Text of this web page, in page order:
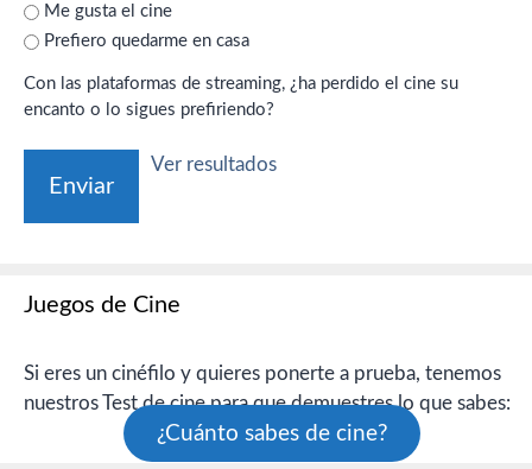
Me gusta el cine
Prefiero quedarme en casa
Con las plataformas de streaming, ¿ha perdido el cine su
encanto o lo sigues prefiriendo?
Ver resultados
Juegos de Cine
Si eres un cinéfilo y quieres ponerte a prueba, tenemos
nuestros Test de cine para que demuestres lo que sabes:
¿Cuánto sabes de cine?